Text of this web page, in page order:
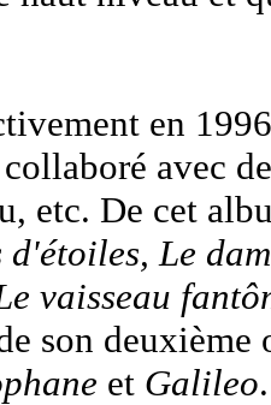
en
avec
etc. De cet
d'étoiles, Le
vaisseau
son
et Galileo.